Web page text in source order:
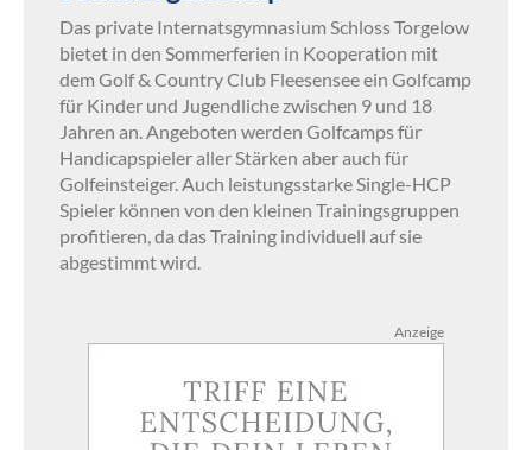
Das private Internatsgymnasium Schloss Torgelow
bietet in den Sommerferien in Kooperation mit
dem Golf & Country Club Fleesensee ein Golfcamp
für Kinder und Jugendliche zwischen 9 und 18
Jahren an. Angeboten werden Golfcamps für
Handicapspieler aller Stärken aber auch für
Golfeinsteiger. Auch leistungsstarke Single-HCP
Spieler können von den kleinen Trainingsgruppen
profitieren, da das Training individuell auf sie
abgestimmt wird.
Anzeige